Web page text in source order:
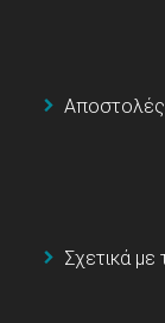
Σχετικά με